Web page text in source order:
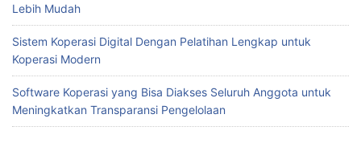
Lebih Mudah
Sistem Koperasi Digital Dengan Pelatihan Lengkap untuk
Koperasi Modern
Software Koperasi yang Bisa Diakses Seluruh Anggota untuk
Meningkatkan Transparansi Pengelolaan